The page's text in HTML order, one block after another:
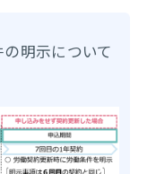
明示について